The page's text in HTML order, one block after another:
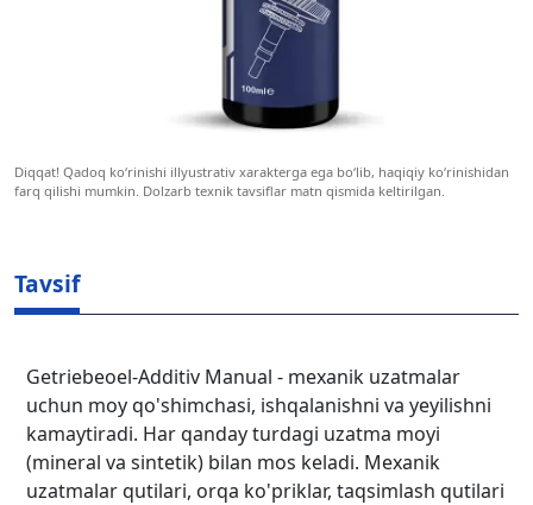
Diqqat! Qadoq ko‘rinishi illyustrativ xarakterga ega bo‘lib, haqiqiy ko‘rinishidan
farq qilishi mumkin. Dolzarb texnik tavsiflar matn qismida keltirilgan.
Tavsif
Getriebeoel-Additiv Manual - mexanik uzatmalar
uchun moy qo'shimchasi, ishqalanishni va yeyilishni
kamaytiradi. Har qanday turdagi uzatma moyi
(mineral va sintetik) bilan mos keladi. Mexanik
uzatmalar qutilari, orqa ko'priklar, taqsimlash qutilari